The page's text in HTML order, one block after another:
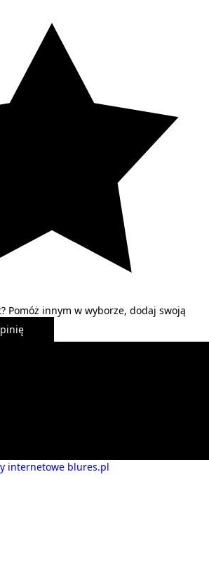
Pomóż innym w wyborze, dodaj swoją
internetowe blures.pl